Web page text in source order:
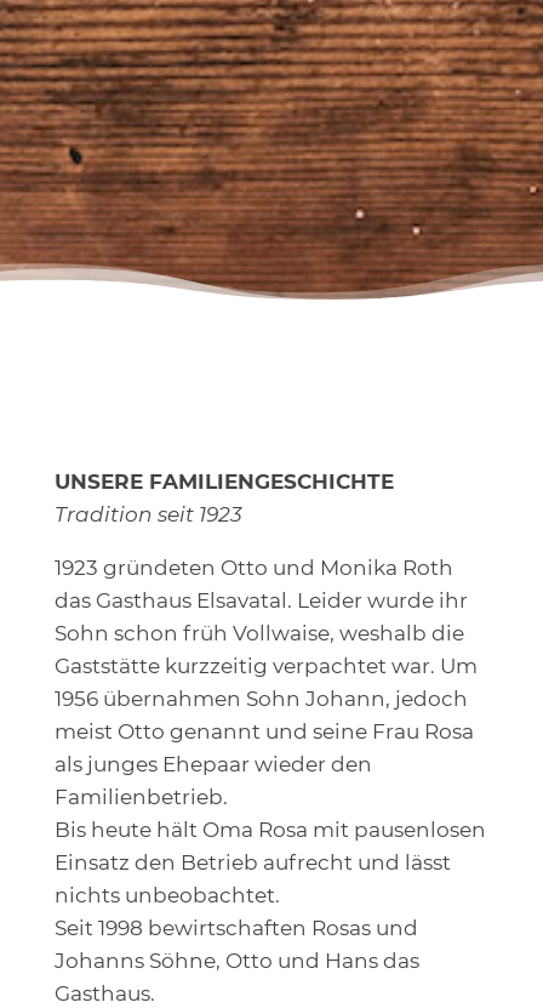
UNSERE FAMILIENGESCHICHTE
Tradition seit 1923
1923 gründeten Otto und Monika Roth
das Gasthaus Elsavatal. Leider wurde ihr
Sohn schon früh Vollwaise, weshalb die
Gaststätte kurzzeitig verpachtet war. Um
1956 übernahmen Sohn Johann, jedoch
meist Otto genannt und seine Frau Rosa
als junges Ehepaar wieder den
Familienbetrieb.
Bis heute hält Oma Rosa mit pausenlosen
Einsatz den Betrieb aufrecht und lässt
nichts unbeobachtet.
Seit 1998 bewirtschaften Rosas und
Johanns Söhne, Otto und Hans das
Gasthaus.